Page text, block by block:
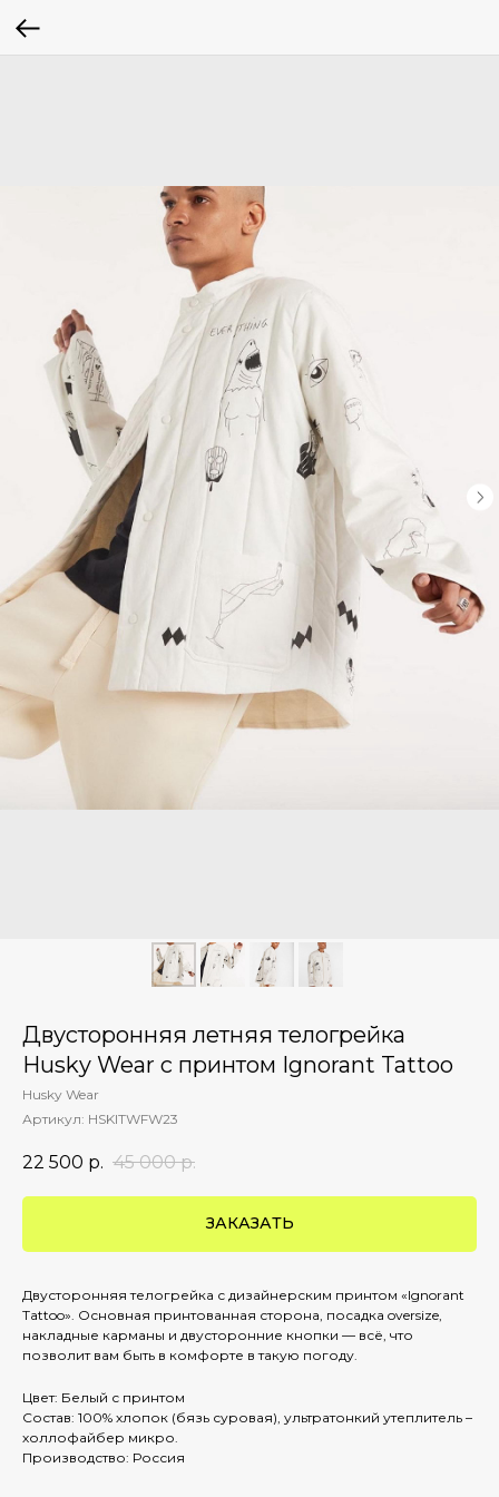
Двусторонняя летняя телогрейка
Husky Wear с принтом Ignorant Tattoo
Husky Wear
Артикул: HSKITWFW23
22 500 р. 45 000 р.
ЗАКАЗАТЬ
Двусторонняя телогрейка с дизайнерским принтом «Ignorant
Tattoo». Основная принтованная сторона, посадка oversize,
накладные карманы и двусторонние кнопки — всё, что
позволит вам быть в комфорте в такую погоду.
Цвет: Белый с принтом
Состав: 100% хлопок (бязь суровая), ультратонкий утеплитель –
холлофайбер микро.
Производство: Россия